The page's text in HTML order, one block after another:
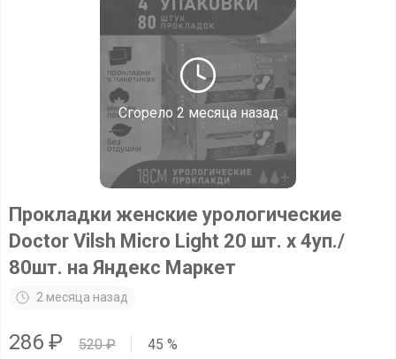
Сгорело2 месяца назад
Прокладки женские урологические
Doctor Vilsh Micro Light 20 шт. х 4уп./
80шт. на Яндекс Маркет
2 месяца назад
286 ₽ 520₽ 45 %